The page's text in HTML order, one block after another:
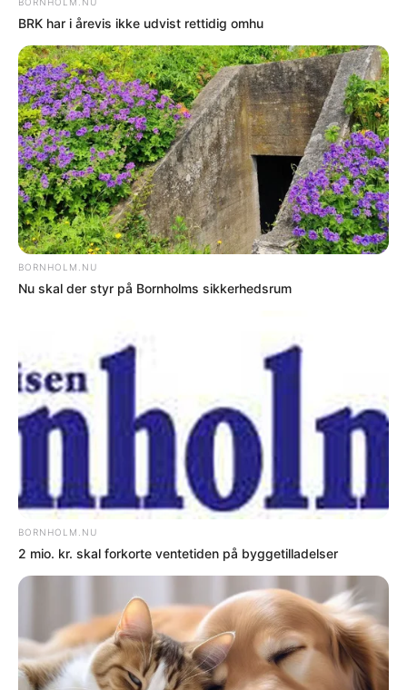
UGENS MEST LÆSTE
DØDSFALD
Dødsfald
DØDSFALD
Dødsfald
DØDSFALD
Dødsfald
NYHEDER
NAVNE
Kobberbryllup
Flere nyheder
SENESTE I NYHEDER
NYHEDER
16-årig dreng tiltalt for besiddelse af hash
Nu skal der styr på Bornholms sikkerhedsrum
NYHEDER
2 mio. kr. skal forkorte ventetiden på